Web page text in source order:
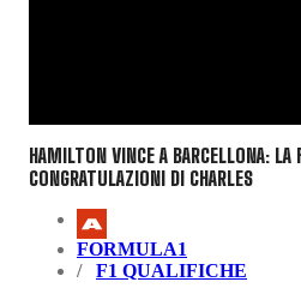
HAMILTON VINCE A BARCELLONA: LA
CONGRATULAZIONI DI CHARLES
FORMULA1
F1 QUALIFICHE